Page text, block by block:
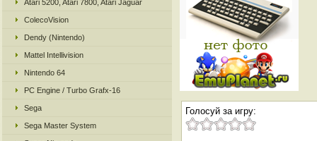
Atari 5200, Atari 7800, Atari Jaguar
ColecoVision
Dendy (Nintendo)
Mattel Intellivision
Nintendo 64
PC Engine / Turbo Grafx-16
Sega
Sega Master System
Голосуй за игру: